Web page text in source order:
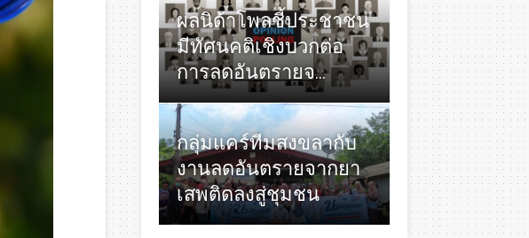
ผลนิด้าโพลชี้ประชาชน
มีทัศนคติเชิงบวกต่อ
การลดอันตรายจ...
กลุ่มแคร์ทีมสงขลากับ
งานลดอันตรายจากยา
เสพติดลงสู่ชุมชน